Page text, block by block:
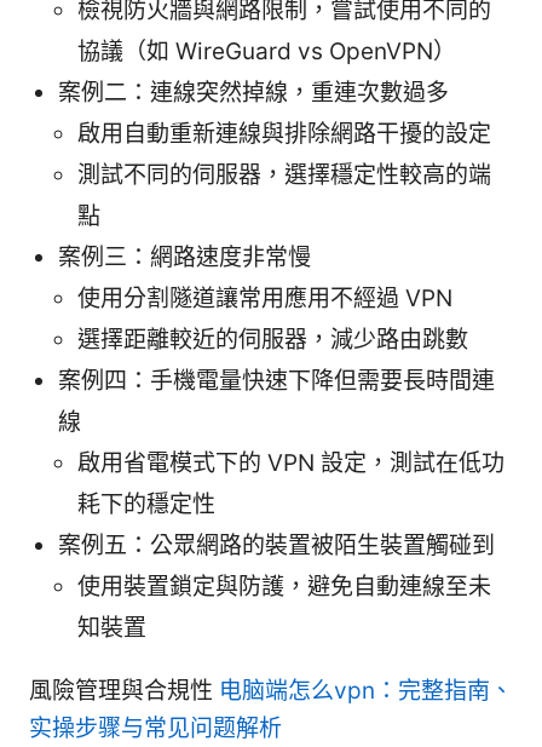
檢視防火牆與網路限制，嘗試使用不同的
協議（如 WireGuard vs OpenVPN）
案例二：連線突然掉線，重連次數過多
啟用自動重新連線與排除網路干擾的設定
測試不同的伺服器，選擇穩定性較高的端
點
案例三：網路速度非常慢
使用分割隧道讓常用應用不經過 VPN
選擇距離較近的伺服器，減少路由跳數
案例四：手機電量快速下降但需要長時間連
線
啟用省電模式下的 VPN 設定，測試在低功
耗下的穩定性
案例五：公眾網路的裝置被陌生裝置觸碰到
使用裝置鎖定與防護，避免自動連線至未
知裝置
風險管理與合規性 电脑端怎么vpn：完整指南、
实操步骤与常见问题解析